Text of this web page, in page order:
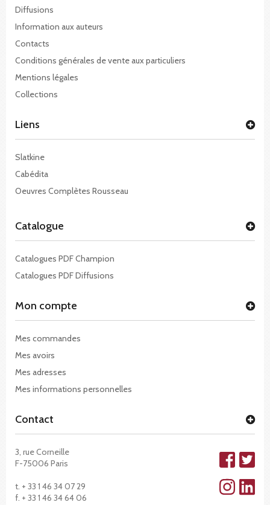
Diffusions
Information aux auteurs
Contacts
Conditions générales de vente aux particuliers
Mentions légales
Collections
Liens
Slatkine
Cabédita
Oeuvres Complètes Rousseau
Catalogue
Catalogues PDF Champion
Catalogues PDF Diffusions
Mon compte
Mes commandes
Mes avoirs
Mes adresses
Mes informations personnelles
Contact
3, rue Corneille
F-75006 Paris
t. + 33 1 46 34 07 29
f. + 33 1 46 34 64 06